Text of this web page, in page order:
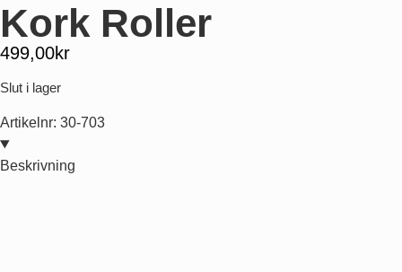
Kork Roller
499,00kr
Slut i lager
Artikelnr: 30-703
Beskrivning